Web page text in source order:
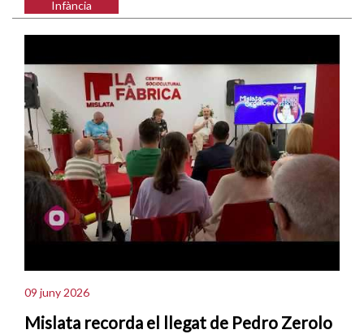
Infància
09 juny 2026
Mislata recorda el llegat de Pedro Zerolo